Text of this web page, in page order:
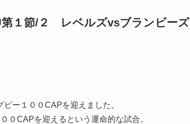
第１節/２ レベルズvsブランビーズ
ー１００CAPを迎えました。
０CAPを迎えるという運命的な試合。